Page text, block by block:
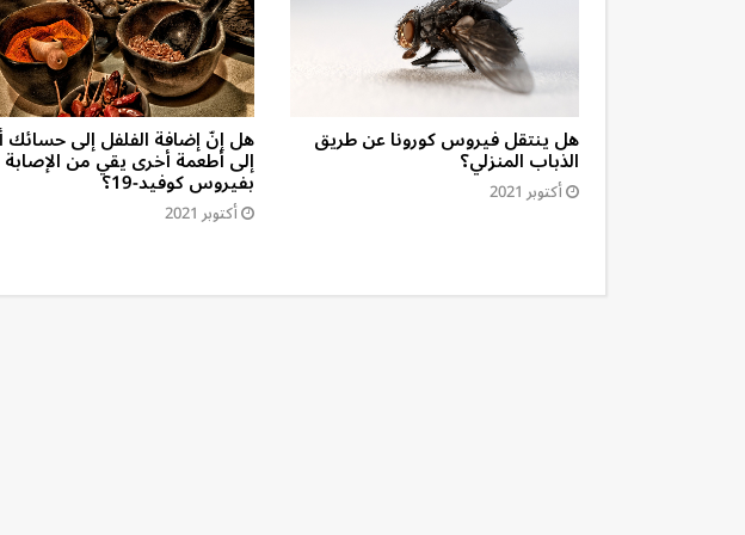
هل إنّ إضافة الفلفل إلى حسائك
إلى أطعمة أخرى يقي من الإصابة
بفيروس كوفيد-19؟
أكتوبر 2021
هل ينتقل فيروس كورونا عن طريق
الذباب المنزلي؟
أكتوبر 2021